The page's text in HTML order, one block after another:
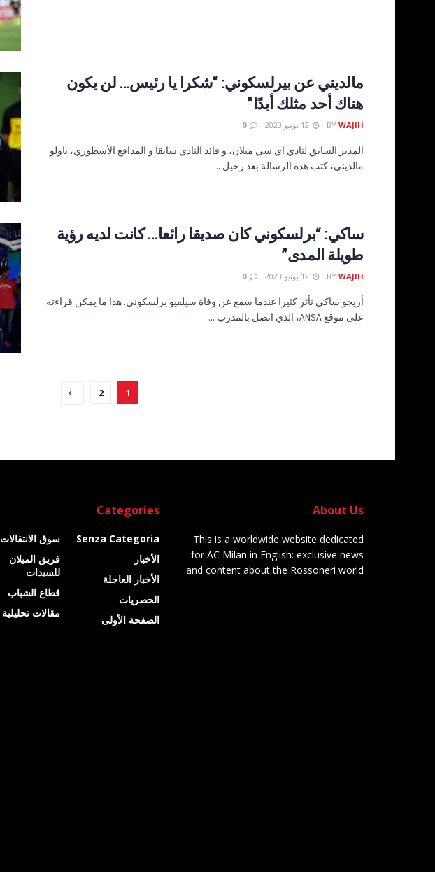
مالديني عن بيرلسكوني: “شكرا يا رئيس… لن يكون
هناك أحد مثلك أبدًا”
BY WAJIH
0
المدير السابق لنادي اي سي ميلان، و قائد النادي سابقا و المدافع الأسطوري، باولو
مالديني، كتب هذه الرسالة بعد رحيل ...
ساكي: “برلسكوني كان صديقا رائعا… كانت لديه رؤية
طويلة المدى”
BY WAJIH
0
أريجو ساكي تأثر كثيرا عندما سمع عن وفاة سيلفيو برلسكوني. هذا ما يمكن قراءته
على موقع ANSA، الذي اتصل بالمدرب ...
1
2
About Us
This is a worldwide website dedicated
for AC Milan in English: exclusive news
and content about the Rossoneri world.
Categories
Senza Categoria
الأخبار
الأخبار العاجلة
الحصريات
الصفحة الأولى
سوق الانتقالات
فريق الميلان
للسيدات
قطاع الشباب
مقالات تحليلية